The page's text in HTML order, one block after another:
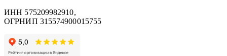
ИНН 575209982910,
ОГРНИП 315574900015755